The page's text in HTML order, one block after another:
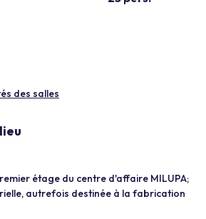
des salles
étage du centre d'affaire MILUPA;
autrefois destinée à la fabrication